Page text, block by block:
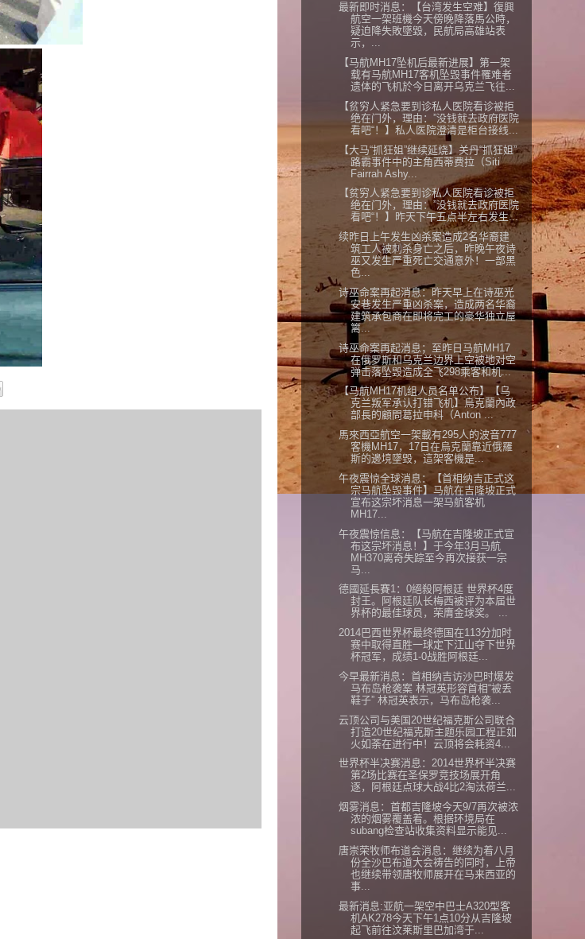
最新即时消息：【台湾发生空难】復興
航空一架班機今天傍晚降落馬公時，
疑迫降失敗墜毀，民航局高雄站表
示，...
【马航MH17坠机后最新进展】第一架
载有马航MH17客机坠毁事件罹难者
遗体的飞机於今日离开乌克兰飞往...
【贫穷人紧急要到诊私人医院看诊被拒
绝在门外，理由：”没钱就去政府医院
看吧“！】私人医院澄清是柜台接线...
【大马“抓狂姐”继续延烧】关丹“抓狂姐”
路霸事件中的主角西蒂费拉（Siti
Fairrah Ashy...
【贫穷人紧急要到诊私人医院看诊被拒
绝在门外，理由：”没钱就去政府医院
看吧“！】昨天下午五点半左右发生...
续昨日上午发生凶杀案造成2名华裔建
筑工人被刺杀身亡之后，昨晚午夜诗
巫又发生严重死亡交通意外！一部黑
色...
诗巫命案再起消息：昨天早上在诗巫光
安巷发生严重凶杀案，造成两名华裔
建筑承包商在即将完工的豪华独立屋
篱...
诗巫命案再起消息；至昨日马航MH17
在俄罗斯和乌克兰边界上空被地对空
弹击落坠毁造成全飞298乘客和机...
【马航MH17机组人员名单公布】【乌
克兰叛军承认打错飞机】烏克蘭內政
部長的顧問葛拉申科（Anton ...
馬來西亞航空一架載有295人的波音777
客機MH17，17日在烏克蘭靠近俄羅
斯的邊境墜毀，這架客機是...
午夜震惊全球消息：【首相纳吉正式这
宗马航坠毁事件】马航在吉隆坡正式
宣布这宗坏消息一架马航客机
MH17...
午夜震惊信息：【马航在吉隆坡正式宣
布这宗坏消息！】于今年3月马航
MH370离奇失踪至今再次接获一宗
马...
德國延長賽1：0絕殺阿根廷 世界杯4度
封王。阿根廷队长梅西被评为本届世
界杯的最佳球员，荣膺金球奖。 ...
2014巴西世界杯最终德国在113分加时
赛中取得直胜一球定下江山夺下世界
杯冠军，成绩1-0战胜阿根廷...
今早最新消息：首相纳吉访沙巴时爆发
马布岛枪袭案 林冠英形容首相“被丢
鞋子” 林冠英表示，马布岛枪袭...
云顶公司与美国20世纪福克斯公司联合
打造20世纪福克斯主题乐园工程正如
火如荼在进行中！云顶将会耗资4...
世界杯半决赛消息：2014世界杯半决赛
第2场比赛在圣保罗竞技场展开角
逐，阿根廷点球大战4比2淘汰荷兰...
烟雾消息：首都吉隆坡今天9/7再次被浓
浓的烟雾覆盖着。根据环境局在
subang检查站收集资料显示能见...
唐崇荣牧师布道会消息：继续为着八月
份全沙巴布道大会祷告的同时，上帝
也继续带领唐牧师展开在马来西亚的
事...
最新消息:亚航一架空中巴士A320型客
机AK278今天下午1点10分从吉隆坡
起飞前往汶莱斯里巴加湾于...